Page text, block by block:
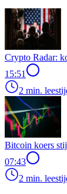
Crypto Radar:
15:51
2 min.
Bitcoin koers
07:43
2 min.